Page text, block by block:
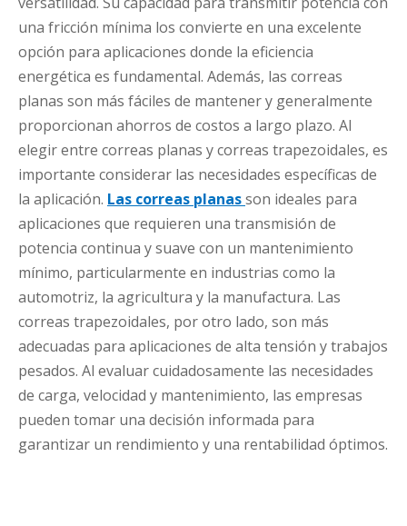
una fricción mínima los convierte en una excelente
opción para aplicaciones donde la eficiencia
energética es fundamental. Además, las correas
planas son más fáciles de mantener y generalmente
proporcionan ahorros de costos a largo plazo. Al
elegir entre correas planas y correas trapezoidales, es
importante considerar las necesidades específicas de
la aplicación. Las correas planasson ideales para
aplicaciones que requieren una transmisión de
potencia continua y suave con un mantenimiento
mínimo, particularmente en industrias como la
automotriz, la agricultura y la manufactura. Las
correas trapezoidales, por otro lado, son más
adecuadas para aplicaciones de alta tensión y trabajos
pesados. Al evaluar cuidadosamente las necesidades
de carga, velocidad y mantenimiento, las empresas
pueden tomar una decisión informada para
garantizar un rendimiento y una rentabilidad óptimos.